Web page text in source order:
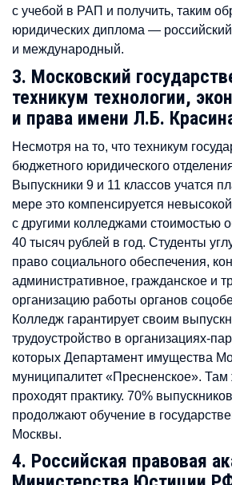
с учебой в РАП и получить, таким
юридических диплома — российский
и международный.
3. Московский
техникум технологии,
и права имени Л.Б.
Несмотря на то, что техникум
бюджетного юридического
Выпускники 9 и 11 классов учатся
мере это компенсируется
с другими колледжами стоимостью
40 тысяч рублей в год. Студенты
право социального обеспечения,
административное, гражданское и
организацию работы органов
Колледж гарантирует своим
трудоустройство в организациях-
которых Департамент имущества
муниципалитет «Пресненское». Там
проходят практику. 70%
продолжают обучение в
Москвы.
4. Российская правовая